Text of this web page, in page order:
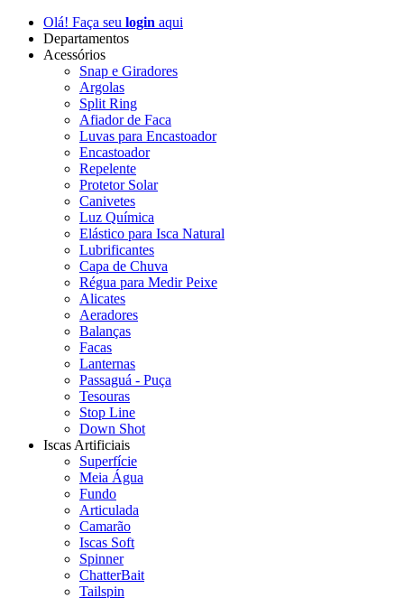
Olá! Faça seu login aqui
Departamentos
Acessórios
Snap e Giradores
Argolas
Split Ring
Afiador de Faca
Luvas para Encastoador
Encastoador
Repelente
Protetor Solar
Canivetes
Luz Química
Elástico para Isca Natural
Lubrificantes
Capa de Chuva
Régua para Medir Peixe
Alicates
Aeradores
Balanças
Facas
Lanternas
Passaguá - Puça
Tesouras
Stop Line
Down Shot
Iscas Artificiais
Superfície
Meia Água
Fundo
Articulada
Camarão
Iscas Soft
Spinner
ChatterBait
Tailspin